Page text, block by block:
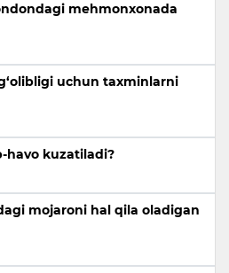
mehmonxonada
uchun taxminlarni
havo kuzatiladi?
mojaroni hal qila oladigan